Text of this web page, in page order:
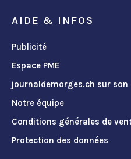
AIDE & INFOS
Publicité
Espace PME
journaldemorges.ch sur
Notre équipe
Conditions générales de
Protection des données